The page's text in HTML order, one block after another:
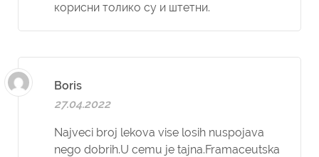
корисни толико су и штетни.
Boris
27.04.2022
Najveci broj lekova vise losih nuspojava
nego dobrih.U cemu je tajna.Framaceutska